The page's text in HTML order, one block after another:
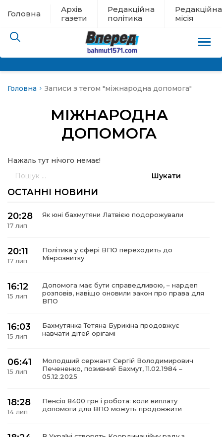
Головна
Архів
газети
Редакційна
політика
Редакційна
місія
евакуації
політика
Головна Записи з тегом "міжнародна допомога"
МІЖНАРОДНА
ДОПОМОГА
Нажаль тут нічого немає!
ОСТАННІ НОВИНИ
20:28
17 лип
Як юні бахмутяни Латвією подорожували
20:11
17 лип
Політика у сфері ВПО переходить до
Мінрозвитку
16:12
15 лип
Допомога має бути справедливою, – нардеп
розповів, навіщо оновили закон про права для
ВПО
16:03
15 лип
Бахмутянка Тетяна Бурикіна продовжує
навчати дітей орігамі
06:41
15 лип
Молодший сержант Сергій Володимирович
Печененко, позивний Бахмут, 11.02.1984 –
05.12.2025
18:28
14 лип
Пенсія 8400 грн і робота: коли виплату
допомоги для ВПО можуть продовжити
18:24
В Україні створять Координаційну раду з